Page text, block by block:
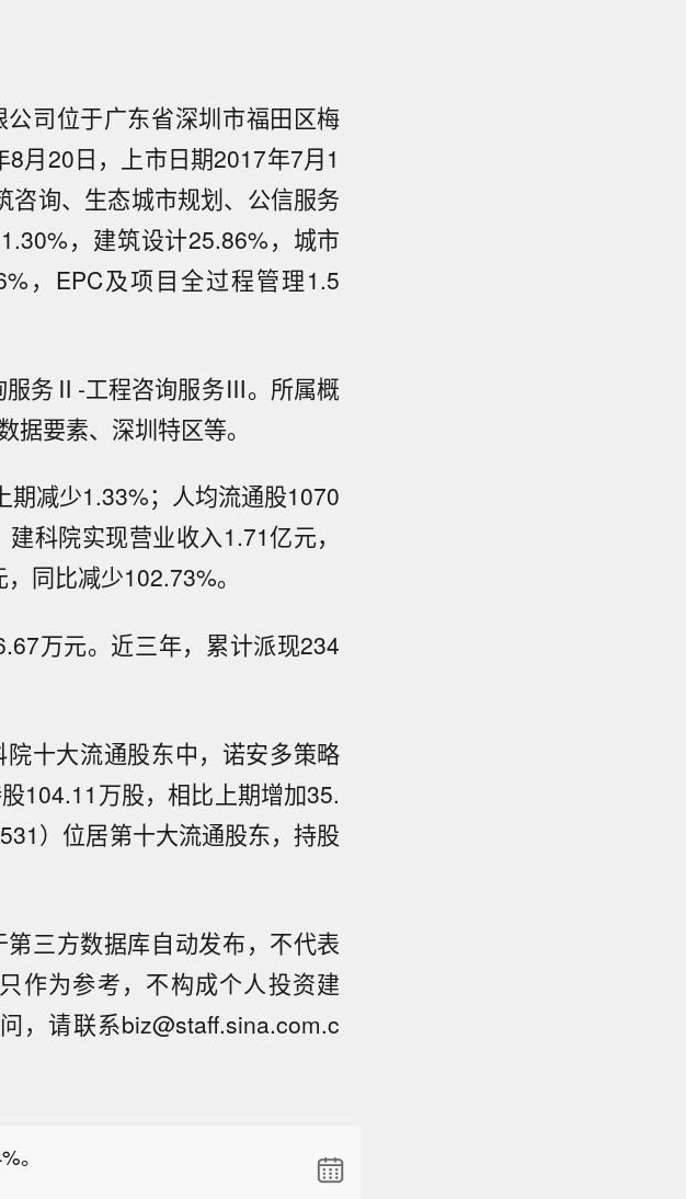
司位于广东省深圳市福田区梅
月20日，上市日期2017年7月1
询、生态城市规划、公信服务
，建筑设计25.86%，城市
，EPC及项目全过程管理1.5
服务Ⅱ-工程咨询服务Ⅲ。所属概
要素、深圳特区等。
期减少1.33%；人均流通股1070
科院实现营业收入1.71亿元，
同比减少102.73%。
万元。近三年，累计派现234
十大流通股东中，诺安多策略
104.11万股，相比上期增加35.
）位居第十大流通股东，持股
三方数据库自动发布，不代表
作为参考，不构成个人投资建
，请联系biz@staff.sina.com.c
。
。
和额外关税措施，以支持美
。